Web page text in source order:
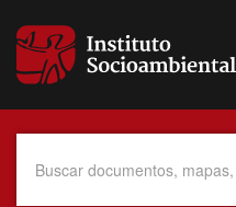
para
conteúdo